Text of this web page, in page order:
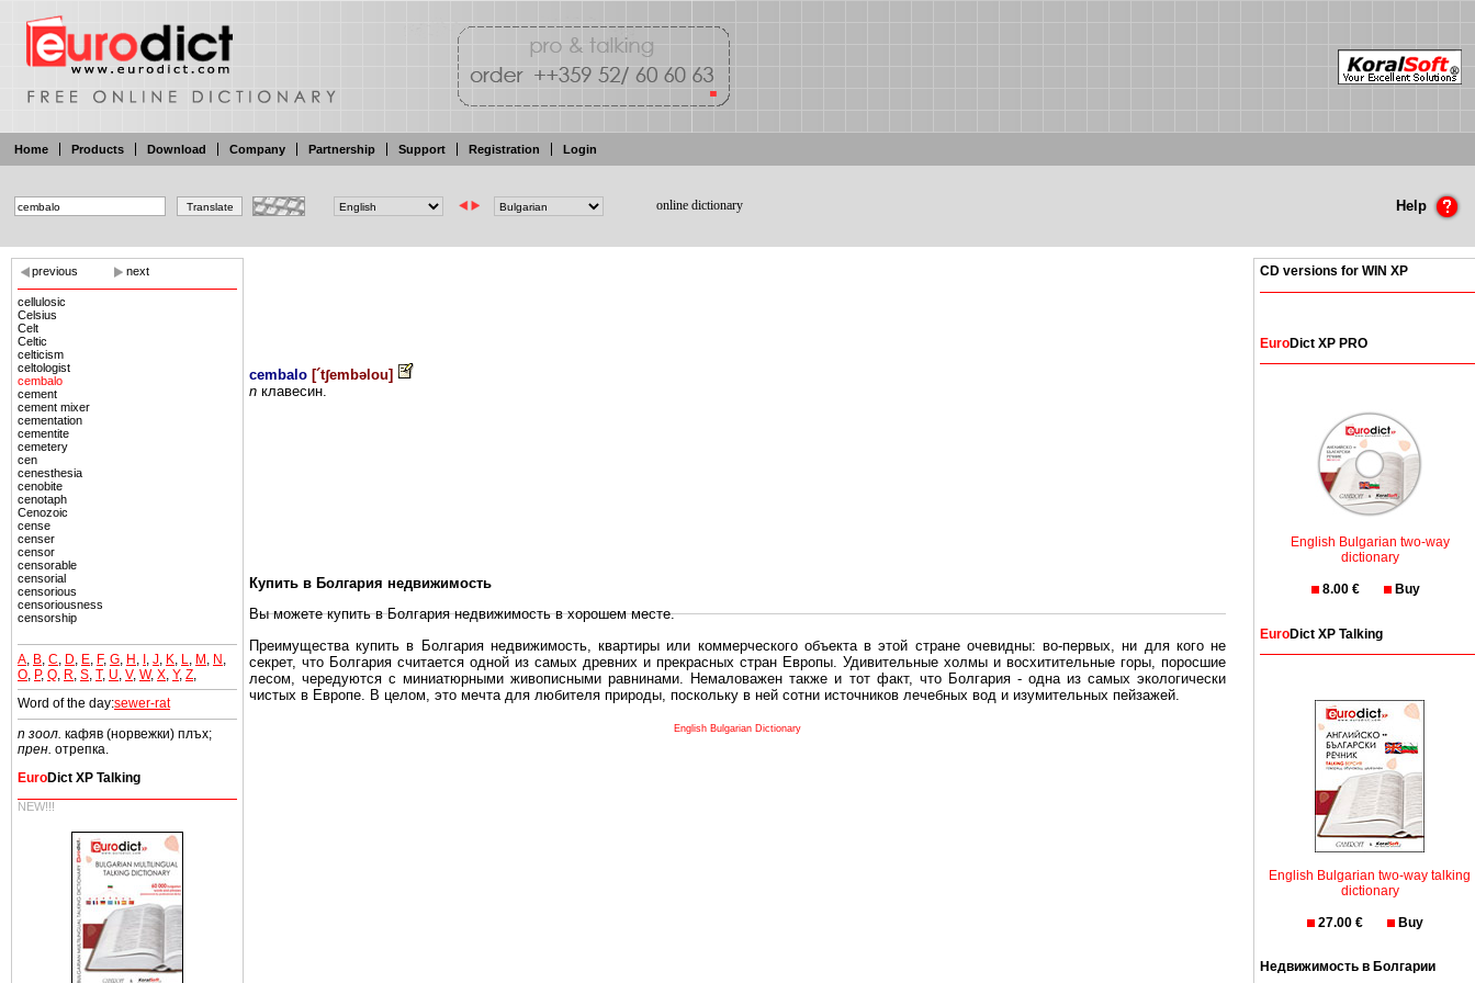
Home Products Download Company Partnership Support Registration Login
online dictionary Help
previous next
cellulosic
Celsius
Celt
Celtic
celticism
celtologist
cembalo
cement
cement mixer
cementation
cementite
cemetery
cen
cenesthesia
cenobite
cenotaph
Cenozoic
cense
censer
censor
censorable
censorial
censorious
censoriousness
censorship
A B C D E F, G H I J K L M N
O P, Q R S T, U V, W, X Y, Z
Word of the day:sewer-rat
n зоол. кафяв (норвежки) плъх;
прен. отрепка.
EuroDict XP Talking
NEW!!!
cembalo [´tʃembəlou]
n клавесин.
Купить в Болгария недвижимость
Вы можете купить в Болгария недвижимость в хорошем месте.
Преимущества купить в Болгария недвижимость, квартиры или коммерческого объекта в этой стране очевидны: во-первых, ни для кого не
секрет, что Болгария считается одной из самых древних и прекрасных стран Европы. Удивительные холмы и восхитительные горы, поросшие
лесом, чередуются с миниатюрными живописными равнинами. Немаловажен также и тот факт, что Болгария - одна из самых экологически
чистых в Европе. В целом, это мечта для любителя природы, поскольку в ней сотни источников лечебных вод и изумительных пейзажей.
Еще одно существенное преимущество в плане купить в Болгария недвижимость заключено в том, что Болгария безопасная страна - в ней
English Bulgarian Dictionary
CD versions for WIN XP
EuroDict XP PRO
English Bulgarian two-way
dictionary
8.00 € Buy
EuroDict XP Talking
English Bulgarian two-way talking
dictionary
27.00 € Buy
Недвижимость в Болгарии